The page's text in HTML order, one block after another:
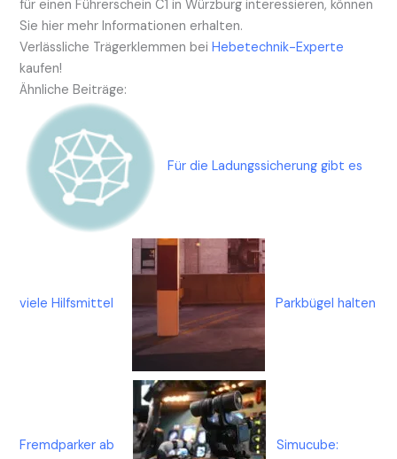
für einen Führerschein C1 in Würzburg interessieren, können
Sie hier mehr Informationen erhalten.
Verlässliche Trägerklemmen beiHebetechnik-Experte
kaufen!
Ähnliche Beiträge:
Für die Ladungssicherung gibt es
viele Hilfsmittel Parkbügel halten
Fremdparker ab Simucube: